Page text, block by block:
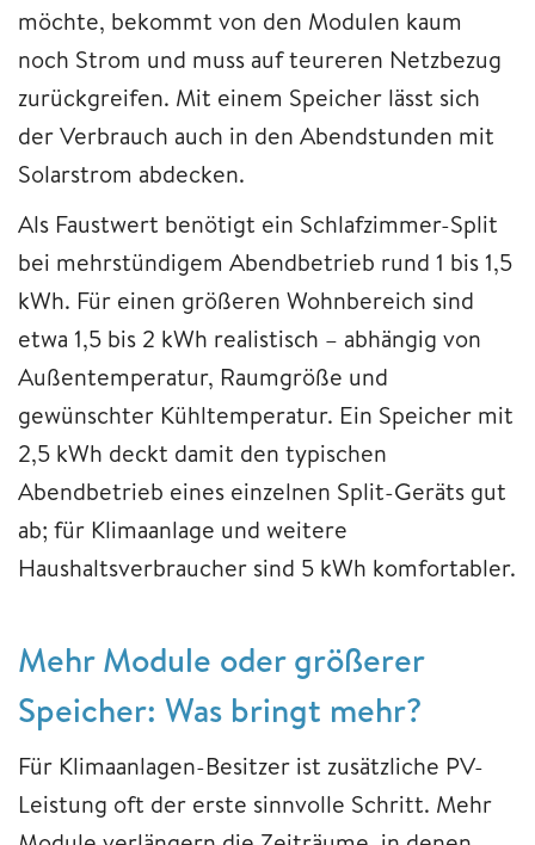
möchte, bekommt von den Modulen kaum
noch Strom und muss auf teureren Netzbezug
zurückgreifen. Mit einem Speicher lässt sich
der Verbrauch auch in den Abendstunden mit
Solarstrom abdecken.
Als Faustwert benötigt ein Schlafzimmer-Split
bei mehrstündigem Abendbetrieb rund 1 bis 1,5
kWh. Für einen größeren Wohnbereich sind
etwa 1,5 bis 2 kWh realistisch – abhängig von
Außentemperatur, Raumgröße und
gewünschter Kühltemperatur. Ein Speicher mit
2,5 kWh deckt damit den typischen
Abendbetrieb eines einzelnen Split-Geräts gut
ab; für Klimaanlage und weitere
Haushaltsverbraucher sind 5 kWh komfortabler.
Mehr Module oder größerer
Speicher: Was bringt mehr?
Für Klimaanlagen-Besitzer ist zusätzliche PV-
Leistung oft der erste sinnvolle Schritt. Mehr